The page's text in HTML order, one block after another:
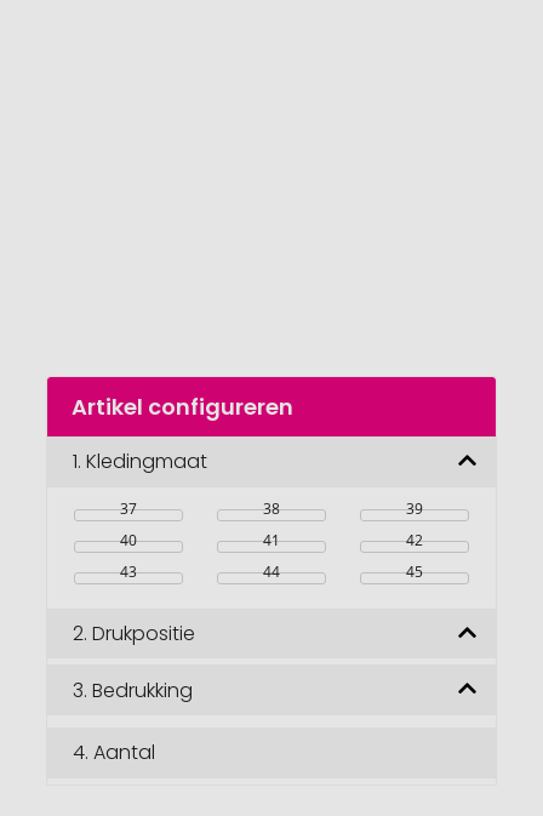
Naar
begin
afbeeldingengalerij
Artikel configureren
1. Kledingmaat
37 38
39
40
41
42
43
44 45
2. Drukpositie
3. Bedrukking
4. Aantal